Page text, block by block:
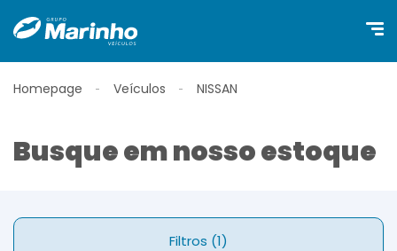
Homepage Veículos NISSAN
Busque em nosso estoque
Filtros (1)